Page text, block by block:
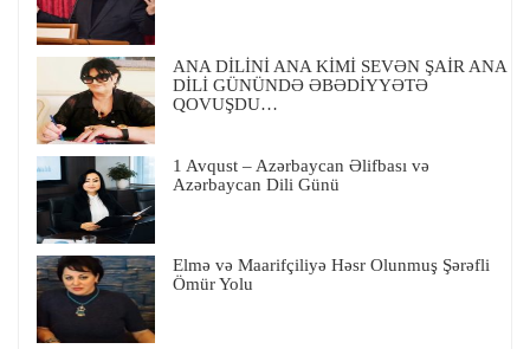
ANA DİLİNİ ANA KİMİ SEVƏN ŞAİR ANA
DİLİ GÜNÜNDƏ ƏBƏDİYYƏTƏ
QOVUŞDU…
1 Avqust – Azərbaycan Əlifbası və
Azərbaycan Dili Günü
Elmə və Maarifçiliyə Həsr Olunmuş Şərəfli
Ömür Yolu